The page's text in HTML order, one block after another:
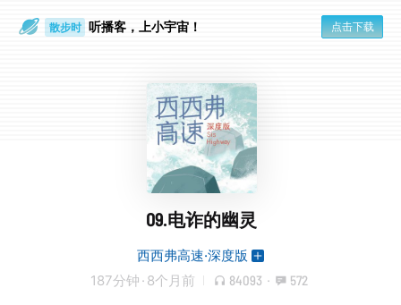
散步时 听播客，上小宇宙！ 点击下载
09.电诈的幽灵
西西弗高速·深度版
187分钟 · 8个月前 84093 · 572